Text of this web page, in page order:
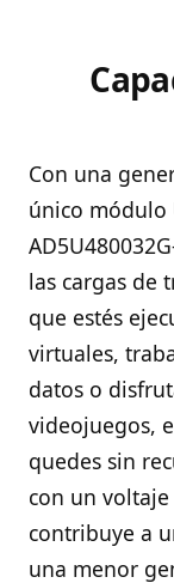
Con una
único módulo
las cargas de
que estés
virtuales,
datos o
videojuegos,
quedes sin
con un
contribuye a
una menor